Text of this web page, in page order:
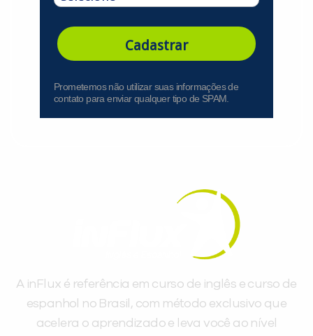
Cadastrar
Prometemos não utilizar suas informações de
contato para enviar qualquer tipo de SPAM.
A inFlux é referência em curso de inglês e curso de
espanhol no Brasil, com método exclusivo que
acelera o aprendizado e leva você ao nível